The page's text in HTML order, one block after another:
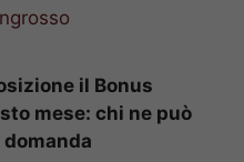
il Bonus
mese: chi ne può